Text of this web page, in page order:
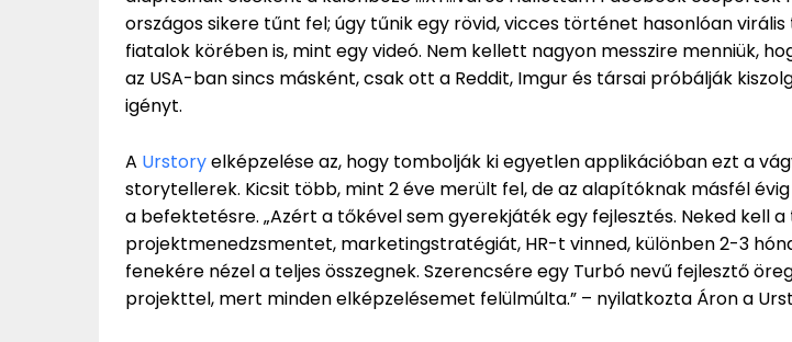
országos sikere tűnt fel; úgy tűnik egy rövid, vicces történet hasonlóan virális
fiatalok körében is, mint egy videó. Nem kellett nagyon messzire menniük,
az USA-ban sincs másként, csak ott a Reddit, Imgur és társai próbálják
igényt.
A Urstoryelképzelése az, hogy tombolják ki egyetlen applikációban ezt a
storytellerek. Kicsit több, mint 2 éve merült fel, de az alapítóknak másfél
a befektetésre. „Azért a tőkével sem gyerekjáték egy fejlesztés. Neked kell a
projektmenedzsmentet, marketingstratégiát, HR-t vinned, különben 2-3
fenekére nézel a teljes összegnek. Szerencsére egy Turbó nevű fejlesztő
projekttel, mert minden elképzelésemet felülmúlta.” – nyilatkozta Áron a